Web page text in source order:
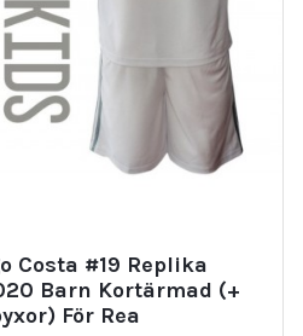
Costa #19 Replika
Barn Kortärmad (+
För Rea